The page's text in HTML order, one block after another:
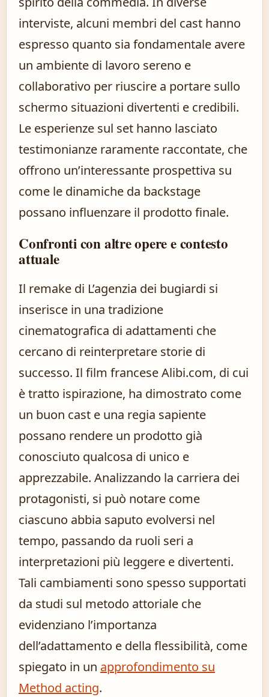
interviste, alcuni membri del cast hanno
espresso quanto sia fondamentale avere
un ambiente di lavoro sereno e
collaborativo per riuscire a portare sullo
schermo situazioni divertenti e credibili.
Le esperienze sul set hanno lasciato
testimonianze raramente raccontate, che
offrono un’interessante prospettiva su
come le dinamiche da backstage
possano influenzare il prodotto finale.
Confronti con altre opere e contesto
attuale
Il remake di L’agenzia dei bugiardi si
inserisce in una tradizione
cinematografica di adattamenti che
cercano di reinterpretare storie di
successo. Il film francese Alibi.com, di cui
è tratto ispirazione, ha dimostrato come
un buon cast e una regia sapiente
possano rendere un prodotto già
conosciuto qualcosa di unico e
apprezzabile. Analizzando la carriera dei
protagonisti, si può notare come
ciascuno abbia saputo evolversi nel
tempo, passando da ruoli seri a
interpretazioni più leggere e divertenti.
Tali cambiamenti sono spesso supportati
da studi sul metodo attoriale che
evidenziano l’importanza
dell’adattamento e della flessibilità, come
spiegato in un approfondimento su
Method acting.